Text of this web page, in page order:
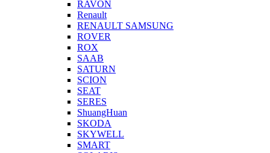
RAVON
Renault
RENAULT SAMSUNG
ROVER
ROX
SAAB
SATURN
SCION
SEAT
SERES
ShuangHuan
SKODA
SKYWELL
SMART